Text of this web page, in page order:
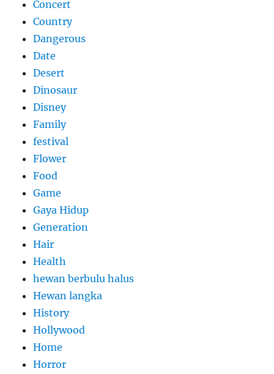
Concert
Country
Dangerous
Date
Desert
Dinosaur
Disney
Family
festival
Flower
Food
Game
Gaya Hidup
Generation
Hair
Health
hewan berbulu halus
Hewan langka
History
Hollywood
Home
Horror